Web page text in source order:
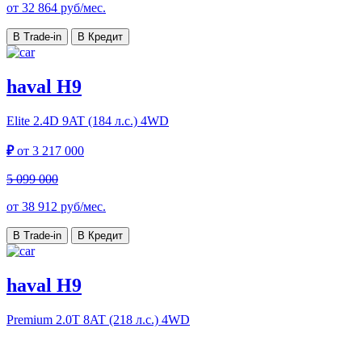
от 32 864 руб/мес.
В Trade-in В Кредит
haval H9
Elite 2.4D 9AT (184 л.с.) 4WD
₽от 3 217 000
5 099 000
от 38 912 руб/мес.
В Trade-in В Кредит
haval H9
Premium 2.0T 8AT (218 л.с.) 4WD